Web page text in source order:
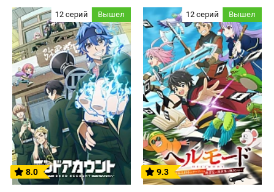
12 серий Вышел
8.0
12 серий Вышел
9.3